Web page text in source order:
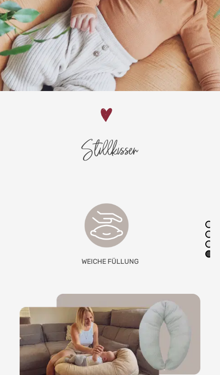
Stillkissen
KOMPLETT WASCHBAR